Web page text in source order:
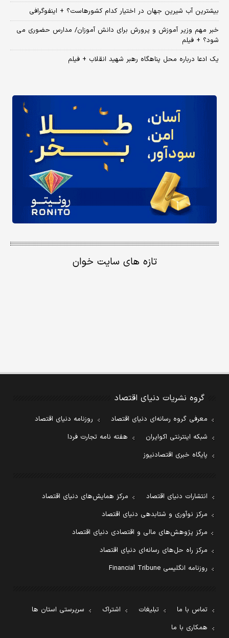
بیشترین آب شیرین جهان در اختیار کدام کشورهاست؟ + اینفوگرافی
خبر مهم وزیر آموزش و پرورش برای دانش آموزان/ مدارس حضوری می
شود؟ + فیلم
یک ادعا درباره محل پناهگاه‌ رهبر شهید انقلاب + فیلم
تازه های سایت خوان
گروه نشریات دنیای اقتصاد
معرفی گروه رسانه‌ای دنیای اقتصاد
روزنامه دنیای اقتصاد
شبکه اینترنتی اکوایران
هفته نامه تجارت فردا
پایگاه خبری اقتصادنیوز
انتشارات دنیای اقتصاد
مرکز همایش‌های دنیای اقتصاد
مرکز نوآوری و شتابدهی دنیای اقتصاد
مرکز پژوهش‌های مالی و اقتصادی دنیای اقتصاد
مرکز راه حل‌های رسانه‌ای دنیای اقتصاد
روزنامه انگلیسی Financial Tribune
تماس با ما تبلیغات اشتراک
سرپرستی استان ها
همکاری با ما